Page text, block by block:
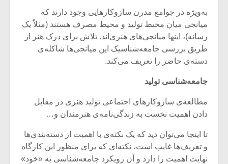
به‌ویژه در جوامع مدرن سازوکارهایی وجود دارند که
میانجی میان محیط تولید و محیط مصرف هستند (مثلاً یک
رسانه)، اینها میانجی‌های هنری‌اند. تلاش برای درک هنر از
طریق بررسی جامعه‌شناسیک این میانجی‌ها شاکله‌ی
دسته‌ی حاضر را تعریف می‌کند.
جامعه‌شناسی تولید
مطالعه‌ی سازوکارهای اجتماعی تولید هنری در مقابل
دادن اهمیت نخست به زندگی‌نامه‌ی هنرمندان و…
تا اینجا می‌توان دید که یک نکته‌ی با اهمیت از دسته‌بندی‌ها
و تعریف‌ها غایب است، نکته‌ای که برای منظور این کارگاه
نهایت اهمیت را دارد و آن رویکرد جامعه‌شناسی به «خود»
اگر نمی توانی
مشهورترین باشی،
بدنام ترین باش